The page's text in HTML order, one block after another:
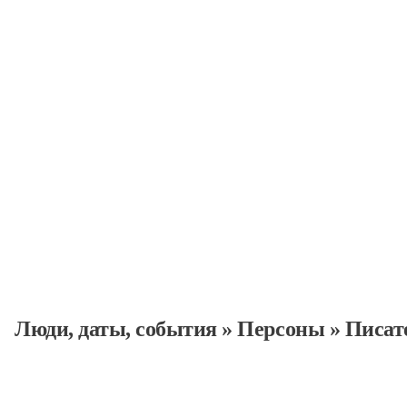
Люди, даты, cобытия»Персоны »